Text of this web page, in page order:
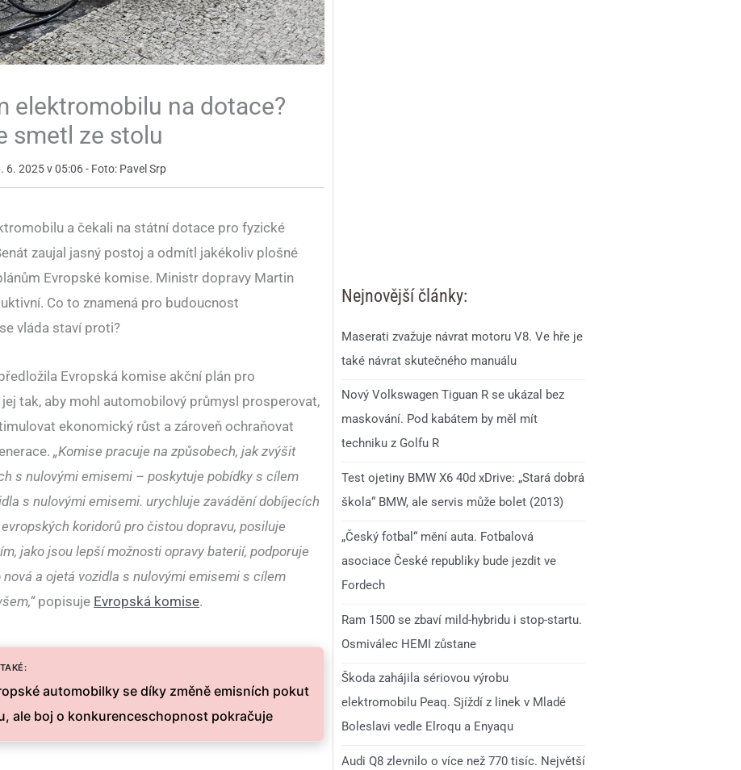
elektromobilu na dotace?
smetl ze stolu
2025 v 05:06 - Foto: Pavel Srp
a čekali na státní dotace pro fyzické
zaujal jasný postoj a odmítl jakékoliv plošné
Evropské komise. Ministr dopravy Martin
Co to znamená pro budoucnost
vláda staví proti?
Evropská komise akční plán pro
tak, aby mohl automobilový průmysl prosperovat,
ekonomický růst a zároveň ochraňovat
„Komise pracuje na způsobech, jak zvýšit
s nulovými emisemi – poskytuje pobídky s cílem
s nulovými emisemi. urychluje zavádění dobíjecích
koridorů pro čistou dopravu, posiluje
jako jsou lepší možnosti opravy baterií, podporuje
a ojetá vozidla s nulovými emisemi s cílem
popisuje Evropská komise.
automobilky se díky změně emisních pokut
ale boj o konkurenceschopnost pokračuje
Nejnovější články:
Maserati zvažuje návrat motoru V8. Ve hře je
také návrat skutečného manuálu
Nový Volkswagen Tiguan R se ukázal bez
maskování. Pod kabátem by měl mít
techniku z Golfu R
Test ojetiny BMW X6 40d xDrive: „Stará dobrá
škola“ BMW, ale servis může bolet (2013)
„Český fotbal“ mění auta. Fotbalová
asociace České republiky bude jezdit ve
Fordech
Ram 1500 se zbaví mild-hybridu i stop-startu.
Osmiválec HEMI zůstane
Škoda zahájila sériovou výrobu
elektromobilu Peaq. Sjíždí z linek v Mladé
Boleslavi vedle Elroqu a Enyaqu
Audi Q8 zlevnilo o více než 770 tisíc. Největší